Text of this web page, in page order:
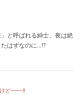
と呼ばれる紳士、夜は絶
はずなのに…!?
ど───!!